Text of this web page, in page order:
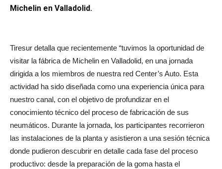
Michelin en Valladolid.
Tiresur detalla que recientemente “tuvimos la oportunidad de
visitar la fábrica de Michelin en Valladolid, en una jornada
dirigida a los miembros de nuestra red Center’s Auto. Esta
actividad ha sido diseñada como una experiencia única para
nuestro canal, con el objetivo de profundizar en el
conocimiento técnico del proceso de fabricación de sus
neumáticos. Durante la jornada, los participantes recorrieron
las instalaciones de la planta y asistieron a una sesión técnica
donde pudieron descubrir en detalle cada fase del proceso
productivo: desde la preparación de la goma hasta el